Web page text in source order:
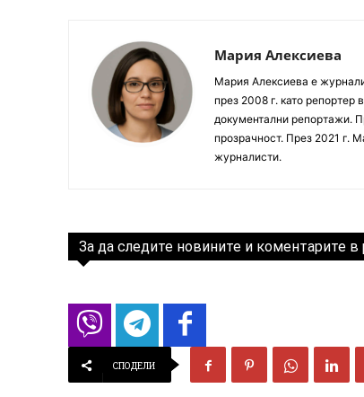
Мария Алексиева
Мария Алексиева е
през 2008 г. като репортер
документални репортажи.
прозрачност. През 2021 г.
журналисти.
За да следите новините и коментарите
СПОДЕЛИ